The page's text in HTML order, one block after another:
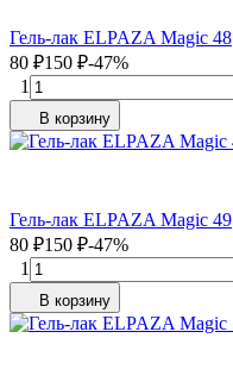
Гель-лак ELPAZA Magic 48
80 ₽150 ₽-47%
1
В корзину
Гель-лак ELPAZA Magic 49
80 ₽150 ₽-47%
1
В корзину